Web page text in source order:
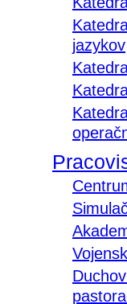
jazykov